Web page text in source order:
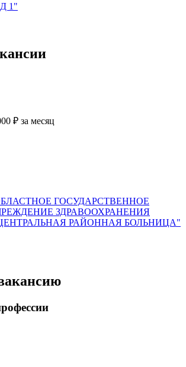
1"
₽ за месяц
ГОСУДАРСТВЕННОЕ
ЗДРАВООХРАНЕНИЯ
РАЙОННАЯ БОЛЬНИЦА"